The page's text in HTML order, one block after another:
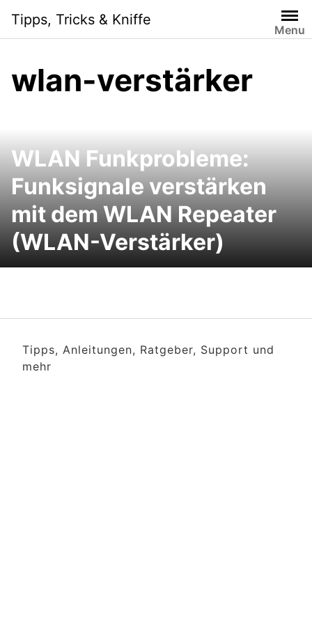
content
Tipps, Tricks & Kniffe
Menu
wlan-verstärker
WLAN Funkprobleme:
Funksignale verstärken
mit dem WLAN Repeater
(WLAN-Verstärker)
Tipps, Anleitungen, Ratgeber, Support und
mehr